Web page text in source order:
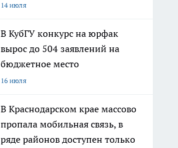
14 июля
В КубГУ конкурс на юрфак
вырос до 504 заявлений на
бюджетное место
16 июля
В Краснодарском крае массово
пропала мобильная связь, в
ряде районов доступен только